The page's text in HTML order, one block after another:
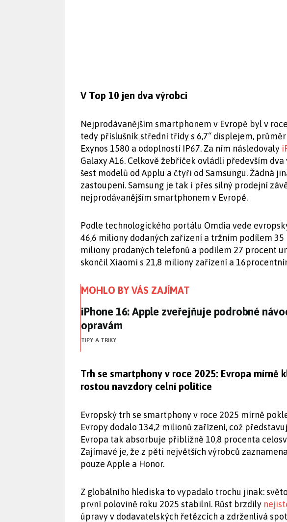
V Top 10 jen dva výrobci
Nejprodávanějším smartphonem v Evropě byl v
tedy příslušník střední třídy s 6,7“ displejem,
Exynos 1580 a odoplností IP67. Za ním následovaly
Galaxy A16. Celkově žebříček ovládli především
šest modelů od Applu a čtyři od Samsungu. Žádná
zastoupení. Samsung je tak i přes silný prodejní
nejprodávanějším smartphonem v Evropě.
Podle technologického portálu Omdia vede
46,6 miliony dodaných zařízení a tržním podílem 35
miliony prodaných telefonů a podílem 27 procent
skončil Xiaomi s 21,8 miliony zařízení a
MOHLO BY VÁS ZAJÍMAT
iPhone 16: Apple zveřejňuje podrobné
iPhone 16: Apple zveřejňuje podrobné
opravám
TIPY A TRIKY
Trh se smartphony v roce 2025: Evropa mírně
rostou navzdory celní politice
Evropský trh se smartphony v roce 2025 mírně
Evropy dodalo 134,2 milionů zařízení, což
Evropa tak absorbuje přibližně 10,8 procenta
Zajímavé je, že z pěti největších výrobců
pouze Apple a Honor.
Z globálního hlediska to vypadalo trochu jinak:
první polovině roku 2025 stabilní. Růst brzdily
úpravy v dodavatelských řetězcích a zdrženlivá